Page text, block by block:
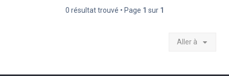
0 résultat trouvé • Page 1 sur 1
Aller à